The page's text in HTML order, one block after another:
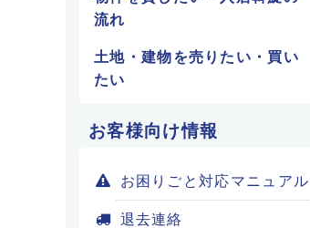
流れ
土地・建物を売りたい・買い
たい
お客様向け情報
お困りごと対応マニュアル
退去連絡